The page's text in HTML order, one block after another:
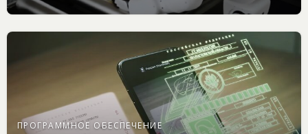
ПРОГРАММНОЕ ОБЕСПЕЧЕНИЕ